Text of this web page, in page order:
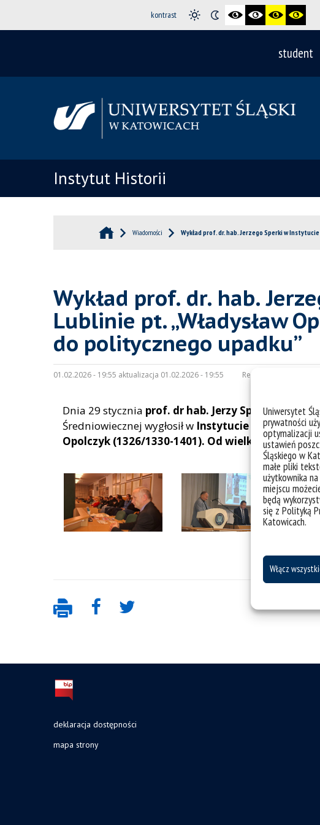
Uniwersytet
prywatności
optymalizacji
ustawień
Śląskiego w
małe pliki
użytkownika
miejscu
będą
się z Polityką
Katowicach.
Włącz
kontrast
student
Instytut Historii
Wiadomości Wykład prof. dr. hab. Jerzego Sperki w
Wykład prof. dr. hab.
Lublinie pt. „Władysław
do politycznego upadku”
01.02.2026 - 19:55 aktualizacja 01.02.2026 - 19:55 Redakcja:
Dnia 29 stycznia prof. dr hab. Jerzy Sperkana
Średniowiecznej wygłosił w Instytucie Historii
Opolczyk (1326/1330-1401). Od wielkiej kariery
deklaracja dostępności
mapa strony